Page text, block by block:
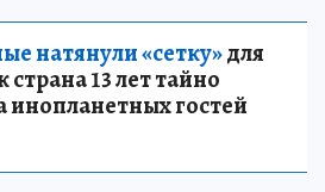
натянули «сетку»для
13 лет тайно
инопланетных гостей